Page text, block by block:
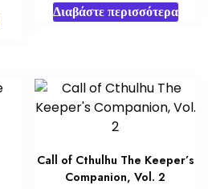
Διαβάστε περισσότερα
Call of Cthulhu The Keeper’s
Companion, Vol. 2